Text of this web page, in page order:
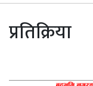
प्रतिक्रिया